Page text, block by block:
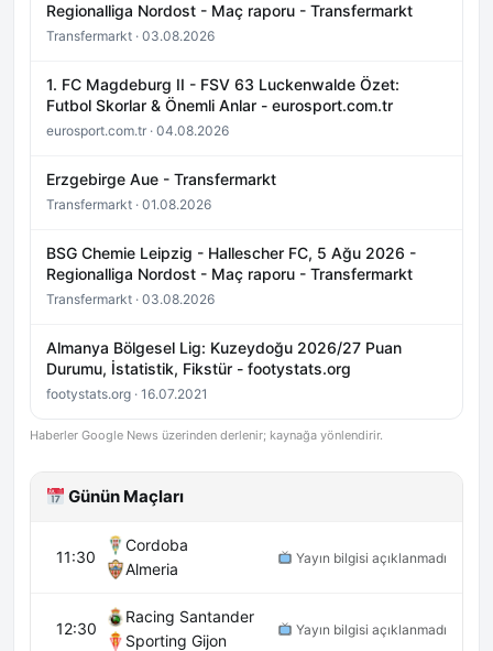
Regionalliga Nordost - Maç raporu - Transfermarkt
Transfermarkt · 03.08.2026
1. FC Magdeburg II - FSV 63 Luckenwalde Özet:
Futbol Skorlar & Önemli Anlar - eurosport.com.tr
eurosport.com.tr · 04.08.2026
Erzgebirge Aue - Transfermarkt
Transfermarkt · 01.08.2026
BSG Chemie Leipzig - Hallescher FC, 5 Ağu 2026 -
Regionalliga Nordost - Maç raporu - Transfermarkt
Transfermarkt · 03.08.2026
Almanya Bölgesel Lig: Kuzeydoğu 2026/27 Puan
Durumu, İstatistik, Fikstür - footystats.org
footystats.org · 16.07.2021
Haberler Google News üzerinden derlenir; kaynağa yönlendirir.
Günün Maçları
11:30
Cordoba
Almeria
Yayın bilgisi açıklanmadı
12:30
Racing Santander
Sporting Gijon
Yayın bilgisi açıklanmadı